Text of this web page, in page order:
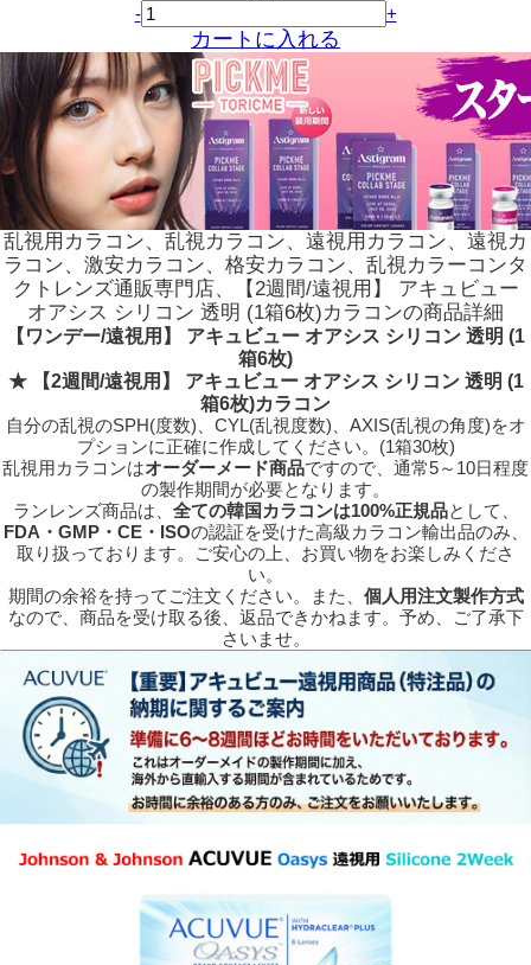
-
+
カートに入れる
乱視用カラコン、乱視カラコン、遠視用カラコン、遠視カ
ラコン、激安カラコン、格安カラコン、乱視カラーコンタ
クトレンズ通販専門店、【2週間/遠視用】 アキュビュー
オアシス シリコン 透明 (1箱6枚)カラコンの商品詳細
【ワンデー/遠視用】 アキュビュー オアシス シリコン 透明 (1
箱6枚)
★ 【2週間/遠視用】 アキュビュー オアシス シリコン 透明 (1
箱6枚)カラコン
自分の乱視のSPH(度数)、CYL(乱視度数)、AXIS(乱視の角度)をオ
プションに正確に作成してください。(1箱30枚)
乱視用カラコンはオーダーメード商品ですので、 通常5～10日程度
の製作期間が必要となります。
ランレンズ商品は、 全ての韓国カラコンは100%正規品として、
FDA・GMP・CE・ISOの認証を受けた高級カラコン輸出品のみ、
取り扱っております。ご安心の上、お買い物をお楽しみくださ
い。
期間の余裕を持ってご注文ください。また、 個人用注文製作方式
なので、商品を受け取る後、返品できかねます。予め、ご了承下
さいませ。